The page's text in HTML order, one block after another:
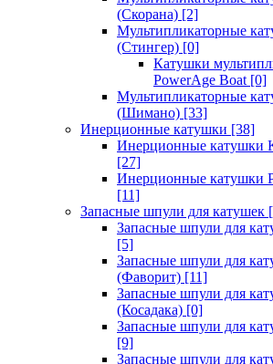
(Скорана) [2]
Мультипликаторные
(Стингер) [0]
Катушки
PowerAge Boat [0]
Мультипликаторные
(Шимано) [33]
Инерционные катушки [38]
Инерционные катушки
[27]
Инерционные катушки
[11]
Запасные шпули для катушек
Запасные шпули для
[5]
Запасные шпули для
(Фаворит) [11]
Запасные шпули для
(Косадака) [0]
Запасные шпули для
[9]
Запасные шпули для